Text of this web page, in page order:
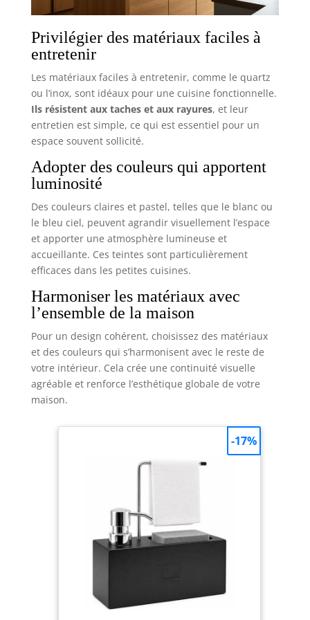
Privilégier des matériaux faciles à
entretenir
Les matériaux faciles à entretenir, comme le quartz
ou l’inox, sont idéaux pour une cuisine fonctionnelle.
Ils résistent aux taches et aux rayures, et leur
entretien est simple, ce qui est essentiel pour un
espace souvent sollicité.
Adopter des couleurs qui apportent
luminosité
Des couleurs claires et pastel, telles que le blanc ou
le bleu ciel, peuvent agrandir visuellement l’espace
et apporter une atmosphère lumineuse et
accueillante. Ces teintes sont particulièrement
efficaces dans les petites cuisines.
Harmoniser les matériaux avec
l’ensemble de la maison
Pour un design cohérent, choisissez des matériaux
et des couleurs qui s’harmonisent avec le reste de
votre intérieur. Cela crée une continuité visuelle
agréable et renforce l’esthétique globale de votre
maison.
-17%